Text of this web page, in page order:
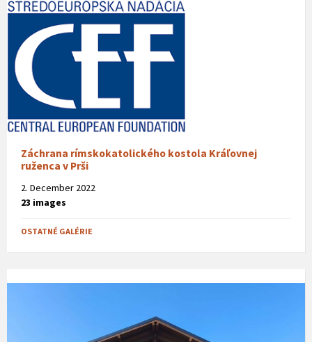
Záchrana rímskokatolického kostola Kráľovnej
ruženca v Prši
2. December 2022
23 images
OSTATNÉ GALÉRIE